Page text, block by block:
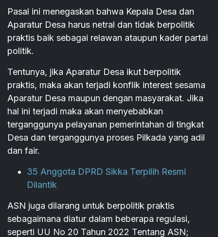
Pasal ini menegaskan bahwa Kepala Desa dan
Aparatur Desa harus netral dan tidak berpolitik
praktis baik sebagai relawan ataupun kader partai
politik.
Tentunya, jika Aparatur Desa ikut berpolitik
praktis, maka akan terjadi konflik interest sesama
Aparatur Desa maupun dengan masyarakat. Jika
hal ini terjadi maka akan menyebabkan
terganggunya pelayanan pemerintahan di tingkat
Desa dan terganggunya proses Pilkada yang adil
dan fair.
35 Anggota DPRD Sikka Terpilih Resmi
Dilantik
ASN juga dilarang untuk berpolitik praktis
sebagaimana diatur dalam beberapa regulasi,
seperti UU No 20 Tahun 2022 Tentang ASN;